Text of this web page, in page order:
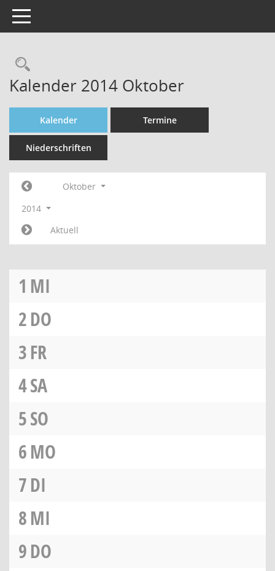
Toggle navigation
Rechercheauswahl
Kalender 2014 Oktober
Kalender Termine
Niederschriften
Oktober
2014
Aktuell
1 MI
2DO
3FR
4SA
5SO
6MO
7DI
8MI
9DO